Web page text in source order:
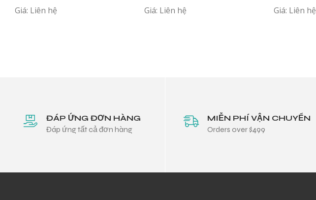
Giá: Liên hệ Giá: Liên hệ Giá: Liên hệ
ĐÁP ỨNG ĐƠN HÀNG
Đáp ứng tất cả đơn hàng
MIỄN PHÍ VẬN CHUYỂN
Orders over $499